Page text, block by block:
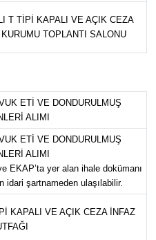
T TİPİ KAPALI VE AÇIK CEZA
TOPLANTI SALONU
ETİ VE DONDURULMUŞ
ALIMI
ETİ VE DONDURULMUŞ
ALIMI
EKAP’ta yer alan ihale dokümanı
idari şartnameden ulaşılabilir.
KAPALI VE AÇIK CEZA İNFAZ